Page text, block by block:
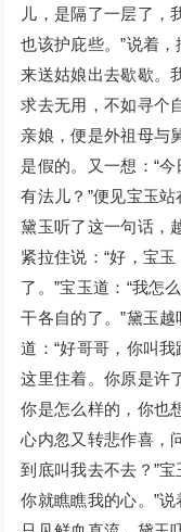
儿，是隔了一层了，
也该护庇些。”说着
来送姑娘出去歇歇。
求去无用，不如寻个
亲娘，便是外祖母与
是假的。又一想：“
有法儿？”便见宝玉
黛玉听了这一句话，
紧拉住说：“好，宝
了。”宝玉道：“我怎
干各自的了。”黛玉
道：“好哥哥，你叫
这里住着。你原是许
你是怎么样的，你也
心内忽又转悲作喜，
到底叫我去不去？”
你就瞧瞧我的心。”